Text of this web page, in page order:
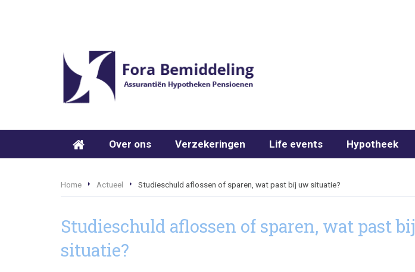
Over ons Verzekeringen Life events Hypotheek
Home Actueel Studieschuld aflossen of sparen, wat past bij uw situatie?
Studieschuld aflossen of sparen, wat past
situatie?